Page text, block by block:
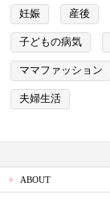
妊娠 産後
子どもの病気
ママファッション
夫婦生活
ABOUT